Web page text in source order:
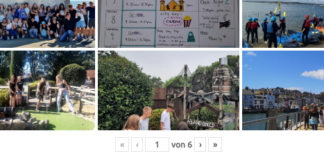
« ‹ von 6 › »